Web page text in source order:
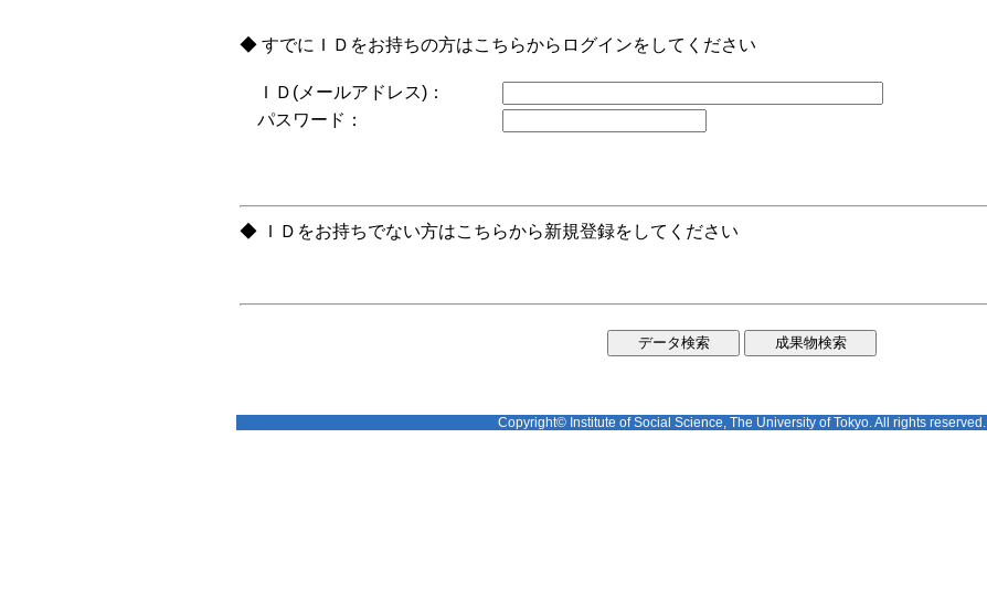
◆ すでにＩＤをお持ちの方はこちらからログインをしてください
ＩＤ(メールアドレス)：
パスワード：
◆ ＩＤをお持ちでない方はこちらから新規登録をしてください
Copyright© Institute of Social Science, The University of Tokyo. All rights reserved.